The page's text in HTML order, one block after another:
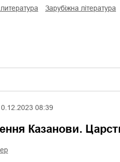
зарубіжна література
08:39
Казанови.